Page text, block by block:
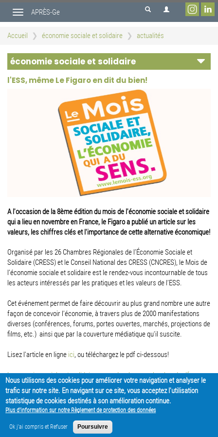
contenu
Toggle
navigation
APRÈS-Ge
Accueil économie sociale et solidaire actualités
économie sociale et solidaire
l'ESS, même Le Figaro en dit du bien!
A l'occasion de la 8ème édition du mois de l'économie sociale et solidaire
qui a lieu en novembre en France, le Figaro a publié un article sur les
valeurs, les chiffres clés et l'importance de cette alternative économique!
Organisé par les 26 Chambres Régionales de l’Économie Sociale et
Solidaire (CRESS) et le Conseil National des CRESS (CNCRES), le Mois de
l’économie sociale et solidaire est le rendez-vous incontournable de tous
les acteurs intéressés par les pratiques et les valeurs de l’ESS.
Cet événement permet de faire découvrir au plus grand nombre une autre
façon de concevoir l’économie, à travers plus de 2000 manifestations
diverses (conférences, forums, portes ouvertes, marchés, projections de
films, etc.) ainsi que par Ia couverture médiatique qu'il suscite.
Lisez l'article en ligne ici, ou téléchargez le pdf ci-dessous!
Leconomie_sociale_et_solidaire_pese_de_plus_en_plus_lourd.pdf
PARTAGER
Nous utilisons des cookies pour améliorer votre navigation et analyser le
trafic sur notre site. En navigant sur ce site, vous acceptez l'utilisation
statistique de cookies destinés à son amélioration continue.
Plus d'information sur notre Règlement de protection des données
Ok j'ai compris et Refuser Poursuivre